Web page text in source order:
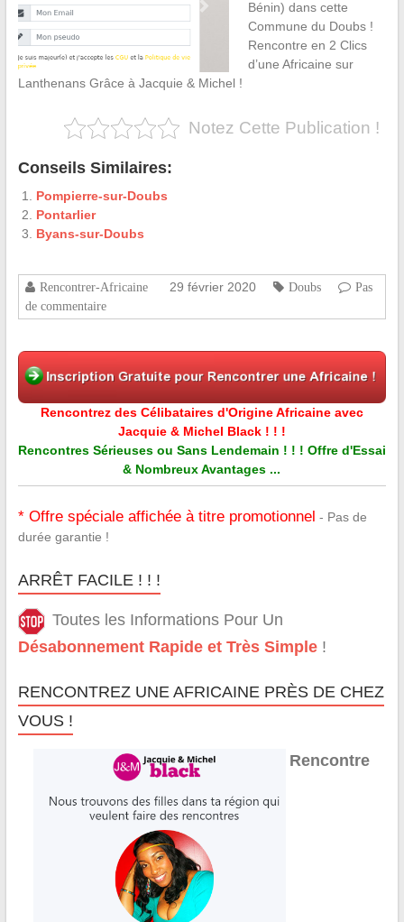
Bénin) dans cette
Commune du Doubs !
Rencontre en 2 Clics
d’une Africaine sur
Lanthenans Grâce à Jacquie & Michel !
Notez Cette Publication !
Conseils Similaires:
Pompierre-sur-Doubs
Pontarlier
Byans-sur-Doubs
Rencontrer-Africaine 29 février 2020 Doubs
Pas
de commentaire
Rencontrez des Célibataires d'Origine Africaine avec
Jacquie & Michel Black ! ! !
Rencontres Sérieuses ou Sans Lendemain ! ! ! Offre d'Essai
& Nombreux Avantages ...
* Offre spéciale affichée à titre promotionnel - Pas de
durée garantie !
ARRÊT FACILE ! ! !
Toutes les Informations Pour Un
Désabonnement Rapide et Très Simple!
RENCONTREZ UNE AFRICAINE PRÈS DE CHEZ
VOUS !
Rencontre